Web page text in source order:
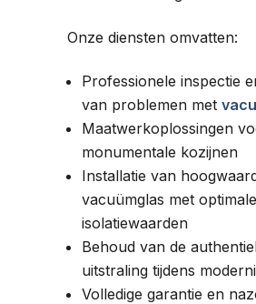
Onze diensten omvatten:
Professionele inspectie
van problemen met
Maatwerkoplossingen
monumentale kozijnen
Installatie van
vacuümglas met optimale
isolatiewaarden
Behoud van de
uitstraling tijdens
Volledige garantie en